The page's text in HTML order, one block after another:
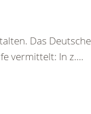
Das
vermittelt: In z....